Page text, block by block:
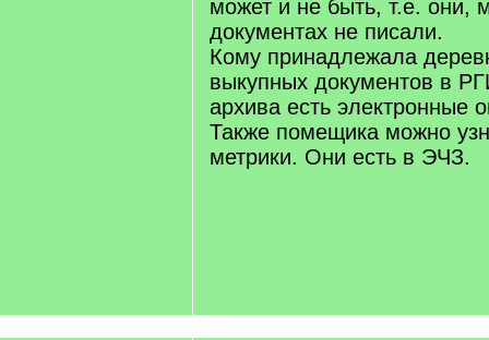
может и не быть, т.е. они,
документах не писали.
Кому принадлежала
выкупных документов в
архива есть электронные
Также помещика можно
метрики. Они есть в ЭЧЗ.